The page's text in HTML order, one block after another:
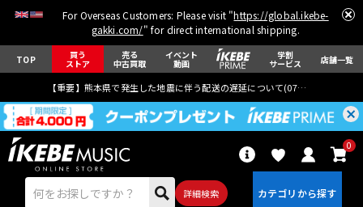
For Overseas Customers: Please visit "https://global.ikebe-
gakki.com/" for direct international shipping.
TOP 買う
ストア
売る
中古買取
イベント
動画
学割
サービス 店舗一覧
【重要】熊本県で発生した地震に伴う配送の遅延について(07月29日
詳細検索
0